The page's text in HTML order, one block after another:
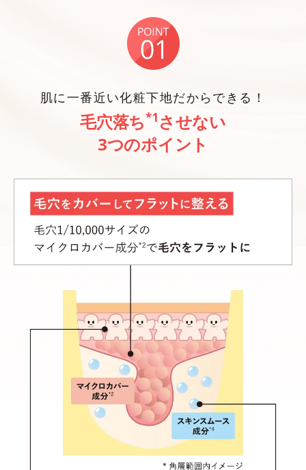
肌に一番近い化粧下地だからできる！
毛穴落ち*1 させない
3つのポイント